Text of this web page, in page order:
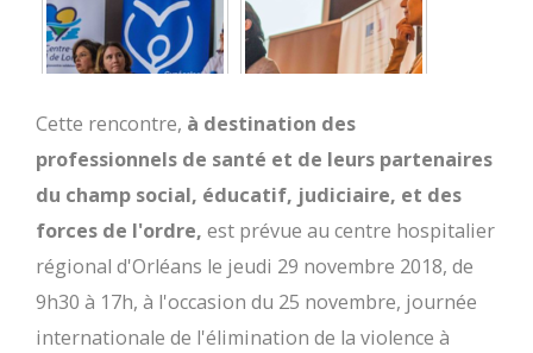
Cette rencontre, à destination des
professionnels de santé et de leurs partenaires
du champ social, éducatif, judiciaire, et des
forces de l'ordre, est prévue au centre hospitalier
régional d'Orléans le jeudi 29 novembre 2018, de
9h30 à 17h, à l'occasion du 25 novembre, journée
internationale de l'élimination de la violence à